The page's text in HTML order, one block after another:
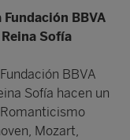
BBVA
Sofía
BBVA
Sofía hacen un
Mozart,